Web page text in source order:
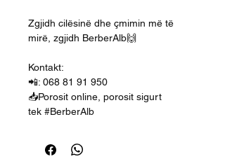
Zgjidh cilësinë dhe çmimin më të
mirë, zgjidh BerberAlb🙌
Kontakt:
📲: 068 81 91 950
📥Porosit online, porosit sigurt
tek #BerberAlb